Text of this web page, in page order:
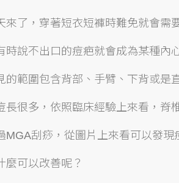
來了，穿著短衣短褲時難免就會需
時說不出口的痘疤就會成為某種內
的範圍包含背部、手臂、下背或是
長很多 ，依照臨床經驗上來看，脊
MGA刮痧，從圖片上來看可以發
麼可以改善呢？